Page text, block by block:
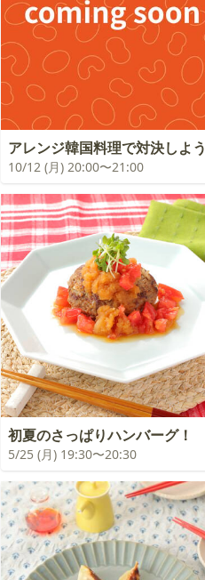
アレンジ韓国料理で対決しよう
10/12 (月) 20:00〜21:00
初夏のさっぱりハンバーグ！
5/25 (月) 19:30〜20:30